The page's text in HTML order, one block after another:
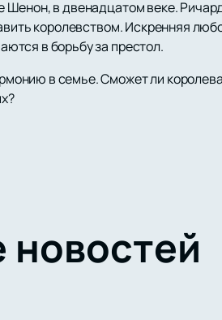
Шенон, в двенадцатом веке.
королевством. Искренняя
в борьбу за престол.
в семье. Сможет ли